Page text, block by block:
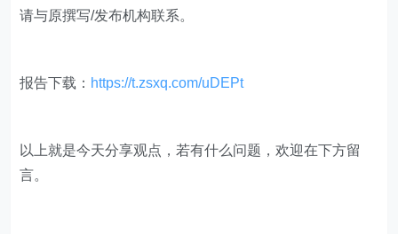
请与原撰写/发布机构联系。
报告下载： https://t.zsxq.com/uDEPt
​​以上就是今天分享观点，若有什么问题，欢迎在下方留
言。